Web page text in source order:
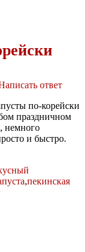
ответ
по-корейски
праздничном
немного
и быстро.
,пекинская